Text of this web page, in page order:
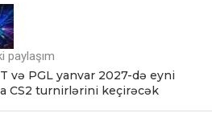
paylaşım
və PGL yanvar 2027-də eyni
CS2 turnirlərini keçirəcək